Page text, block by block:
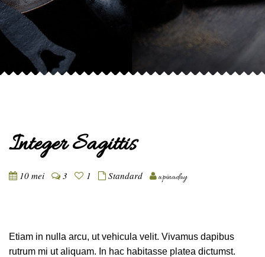
Integer Sagittis
10 mei 3 1 Standard wpinaday
Etiam in nulla arcu, ut vehicula velit. Vivamus dapibus
rutrum mi ut aliquam. In hac habitasse platea dictumst.